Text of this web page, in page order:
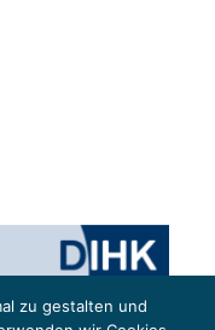
zu gestalten und